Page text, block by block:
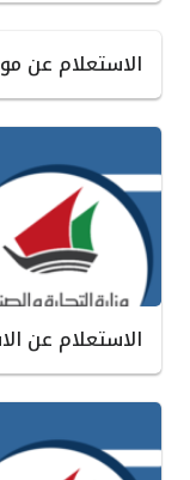
الاستعلام عن
الاستعلام عن